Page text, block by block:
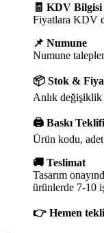
🧾 KDV Bilgisi
Fiyatlara KDV
📌 Numune
Numune
📦 Stok &
Anlık değişiklik
🖨️ Baskı Teklifi
Ürün kodu, adet
🚚 Teslimat
Tasarım
ürünlerde 7-10
👉 Hemen